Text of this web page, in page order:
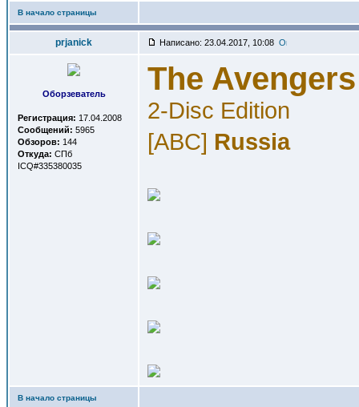
В начало страницы
prjanick Написано: 23.04.2017, 10:08
Оборзеватель
Регистрация: 17.04.2008
Сообщений: 5965
Обзоров: 144
Откуда: СПб
ICQ#335380035
The
2-Disc Edition
[ABC] Russia
В начало страницы